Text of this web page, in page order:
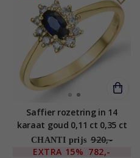
Saffier rozetring in 14
karaat goud 0,11 ct 0,35 ct
CHANTI prijs 920,-
EXTRA 15% 782,-